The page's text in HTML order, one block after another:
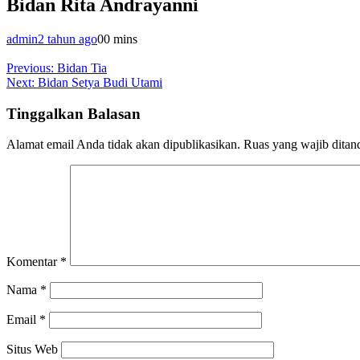
Bidan Rita Andrayanni
admin2 tahun ago00 mins
Navigasi
pos
Previous: Bidan Tia
Next: Bidan Setya Budi Utami
Tinggalkan Balasan
Alamat email Anda tidak akan dipublikasikan. Ruas yang wajib
Komentar *
Nama *
Email *
Situs Web